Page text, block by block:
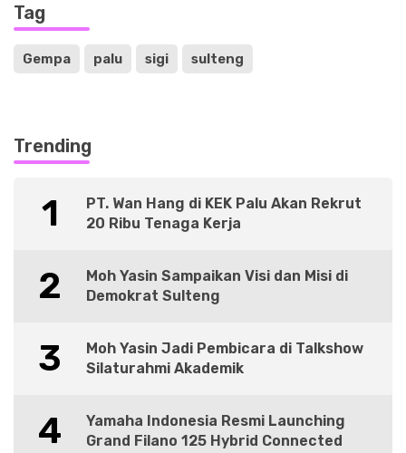
Tag
Gempa palu sigi sulteng
Trending
1
PT. Wan Hang di KEK Palu Akan Rekrut
20 Ribu Tenaga Kerja
2
Moh Yasin Sampaikan Visi dan Misi di
Demokrat Sulteng
3
Moh Yasin Jadi Pembicara di Talkshow
Silaturahmi Akademik
4
Yamaha Indonesia Resmi Launching
Grand Filano 125 Hybrid Connected